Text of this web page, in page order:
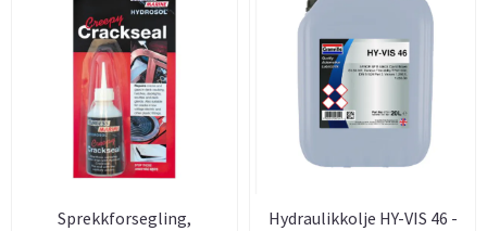
Sprekkforsegling,
Hydraulikkolje HY-VIS 46 -